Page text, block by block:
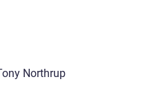
Northrup